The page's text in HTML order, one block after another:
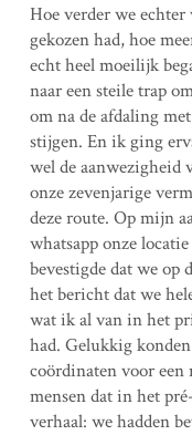
Hoe verder we
gekozen had, hoe
echt heel moeilijk
naar een steile trap
om na de afdaling
stijgen. En ik ging
wel de aanwezigheid
onze zevenjarige
deze route. Op mijn
whatsapp onze
bevestigde dat we op
het bericht dat we
wat ik al van in het
had. Gelukkig
coördinaten voor een
mensen dat in het
verhaal: we hadden